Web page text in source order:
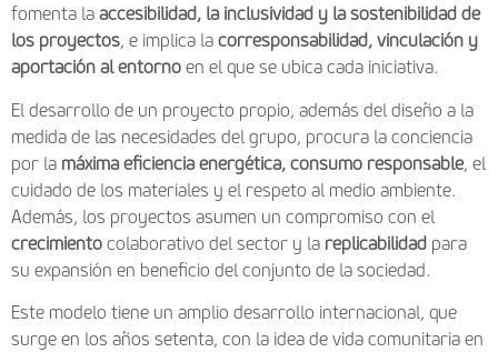
fomenta la accesibilidad, la inclusividad y la sostenibilidad de
los proyectos, e implica la corresponsabilidad, vinculación y
aportación al entorno en el que se ubica cada iniciativa.
El desarrollo de un proyecto propio, además del diseño a la
medida de las necesidades del grupo, procura la conciencia
por la máxima eficiencia energética, consumo responsable, el
cuidado de los materiales y el respeto al medio ambiente.
Además, los proyectos asumen un compromiso con el
crecimiento colaborativo del sector y la replicabilidad para
su expansión en beneficio del conjunto de la sociedad.
Este modelo tiene un amplio desarrollo internacional, que
surge en los años setenta, con la idea de vida comunitaria en